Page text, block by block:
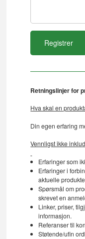
Retningslinjer for
Hva skal en
Din egen erfaring
Vennligst ikke
Erfaringer som
Erfaringer i
aktuelle
Spørsmål om
skrevet en
Linker, priser,
informasjon.
Referanser til
Støtende/ufin